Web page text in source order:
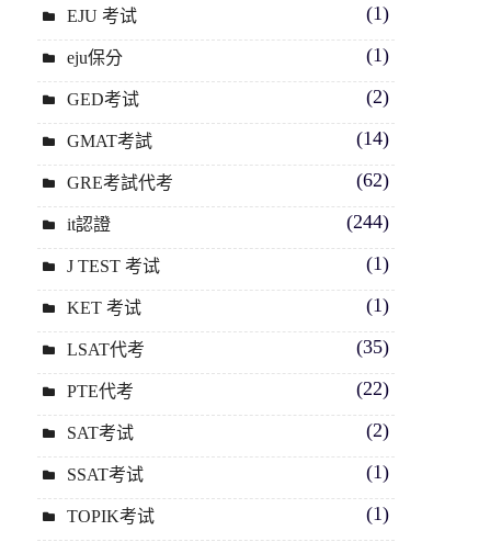
EJU 考试 (1)
eju保分 (1)
GED考试 (2)
GMAT考試 (14)
GRE考試代考 (62)
it認證 (244)
J TEST 考试 (1)
KET 考试 (1)
LSAT代考 (35)
PTE代考 (22)
SAT考试 (2)
SSAT考试 (1)
TOPIK考试 (1)